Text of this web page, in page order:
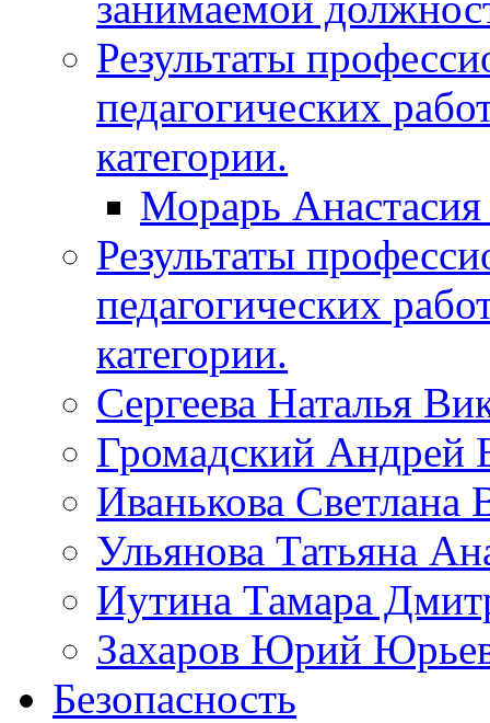
Результаты
педагогических
категории.
Морарь Анастасия
Результаты
педагогических
категории.
Сергеева Наталья
Громадский Андрей
Иванькова Светлана
Ульянова Татьяна
Иутина Тамара
Захаров Юрий
Безопасность